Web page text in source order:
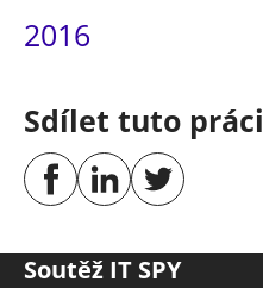
2016
Sdílet tuto práci
Soutěž IT SPY